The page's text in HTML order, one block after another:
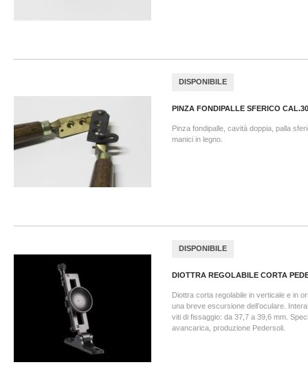
DISPONIBILE
PINZA FONDIPALLE SFERICO CAL.30
Pinza fondipalle, cavità doppia, palla
manici in legno.
DISPONIBILE
DIOTTRA REGOLABILE CORTA
Diottra corta regolabile in verticale e in
una breve escursione dell’oculare.
viti di fissaggio: da 37,7 a 39,6 mm.
avancarica, produzione Pedersoli.